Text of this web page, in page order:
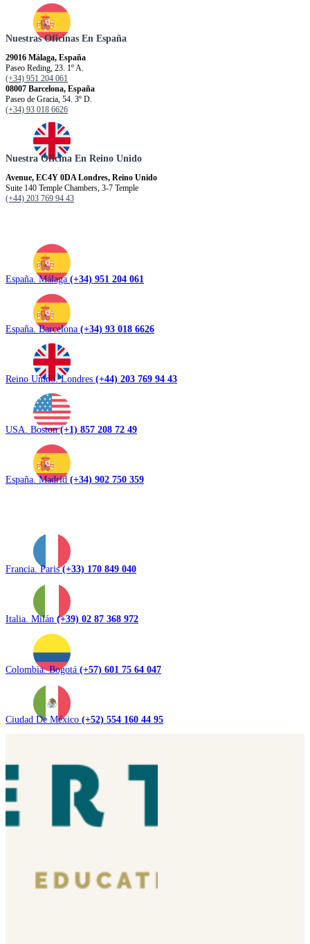
Nuestras Oficinas En España
29016 Málaga, España
Paseo Reding, 23. 1º A.
(+34) 951 204 061
08007 Barcelona, España
Paseo de Gracia, 54. 3º D.
(+34) 93 018 6626
Nuestra Oficina En Reino Unido
Avenue, EC4Y 0DA Londres, Reino Unido
Suite 140 Temple Chambers, 3-7 Temple
(+44) 203 769 94 43
España. Málaga (+34) 951 204 061
España. Barcelona (+34) 93 018 6626
Reino Unido. Londres (+44) 203 769 94 43
USA. Boston(+1) 857 208 72 49
España. Madrid (+34) 902 750 359
Francia. Paris(+33) 170 849 040
Italia. Milán (+39) 02 87 368 972
Colombia. Bogotá (+57) 601 75 64 047
Ciudad De México (+52) 554 160 44 95